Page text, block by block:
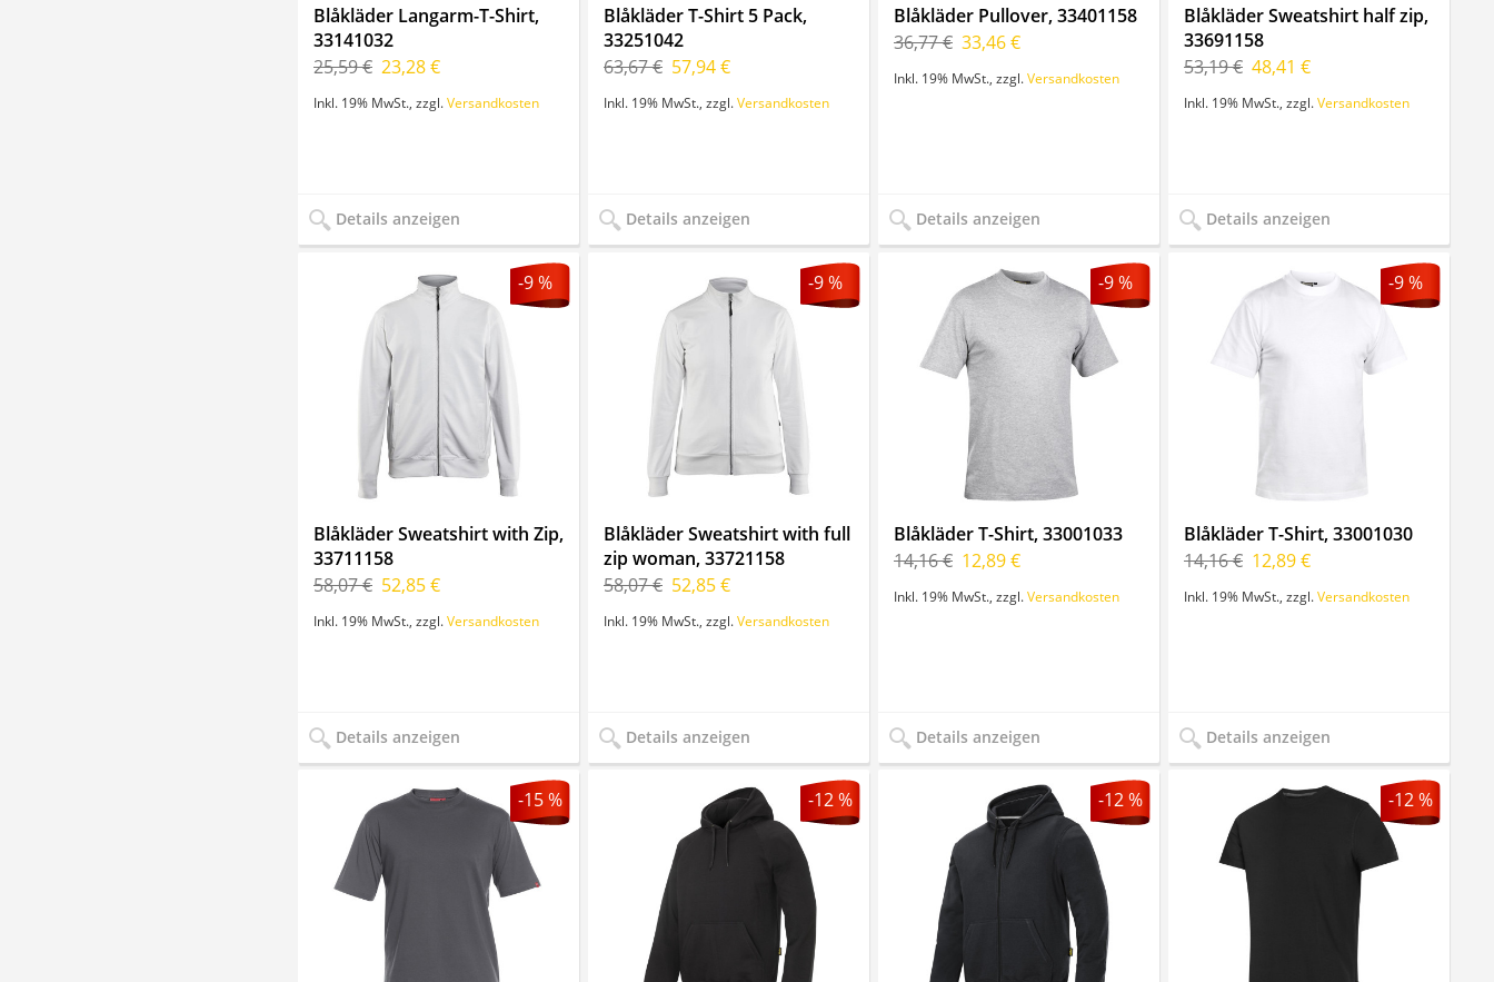
Blåkläder Langarm-T-Shirt,
33141032
25,59 € 23,28 €
Inkl. 19% MwSt. zzgl. Versandkosten
Details anzeigen
Blåkläder T-Shirt 5 Pack,
33251042
63,67 € 57,94 €
Inkl. 19% MwSt. zzgl. Versandkosten
Details anzeigen
Blåkläder Pullover, 33401158
36,77 € 33,46 €
Inkl. 19% MwSt. zzgl. Versandkosten
Details anzeigen
Blåkläder Sweatshirt half zip,
33691158
53,19 € 48,41 €
Inkl. 19% MwSt. zzgl. Versandkosten
Details anzeigen
-9 %
Blåkläder Sweatshirt with Zip,
33711158
58,07 € 52,85 €
Inkl. 19% MwSt. zzgl. Versandkosten
Details anzeigen
-9 %
Blåkläder Sweatshirt with full
zip woman, 33721158
58,07 € 52,85 €
Inkl. 19% MwSt. zzgl. Versandkosten
Details anzeigen
-9 %
Blåkläder T-Shirt, 33001033
14,16 € 12,89 €
Inkl. 19% MwSt. zzgl. Versandkosten
Details anzeigen
-9 %
Blåkläder T-Shirt, 33001030
14,16 € 12,89 €
Inkl. 19% MwSt. zzgl. Versandkosten
Details anzeigen
-15 % -12 % -12 % -12 %